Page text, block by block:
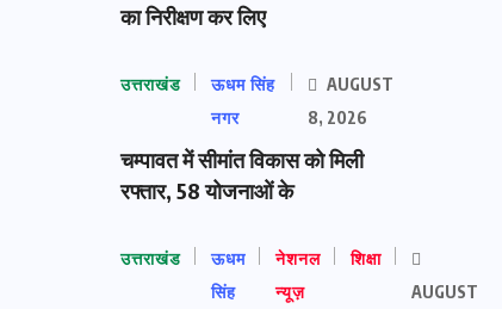
का निरीक्षण कर लिए
उत्तराखंड
ऊधम सिंह
नगर
AUGUST
8, 2026
चम्पावत में सीमांत विकास को मिली
रफ्तार, 58 योजनाओं के
उत्तराखंड
ऊधम
सिंह
नेशनल
न्यूज़
शिक्षा
AUGUST